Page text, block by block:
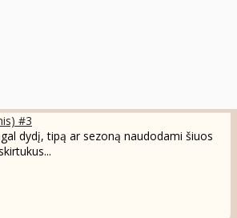
#3
dydį, tipą ar sezoną naudodami šiuos